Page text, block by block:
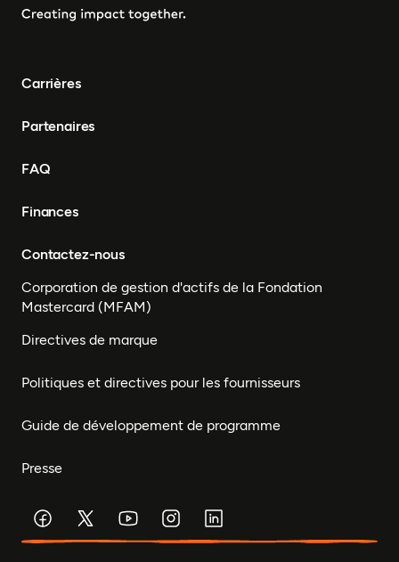
Carrières
Partenaires
FAQ
Finances
Contactez-nous
Corporation de gestion d'actifs de la Fondation
Mastercard (MFAM)
Directives de marque
Politiques et directives pour les fournisseurs
Guide de développement de programme
Presse